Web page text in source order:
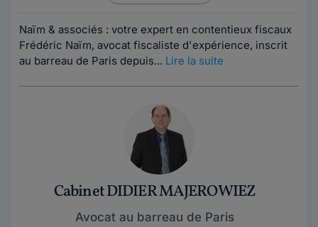
Naïm & associés : votre expert en contentieux fiscaux
Frédéric Naïm, avocat fiscaliste d'expérience, inscrit
au barreau de Paris depuis... Lire la suite
Cabinet DIDIER MAJEROWIEZ
Avocat au barreau de Paris